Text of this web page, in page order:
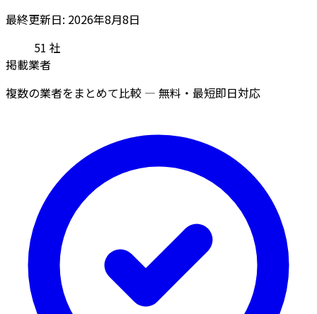
最終更新日: 2026年8月8日
51 社
掲載業者
複数の業者をまとめて比較 — 無料・最短即日対応